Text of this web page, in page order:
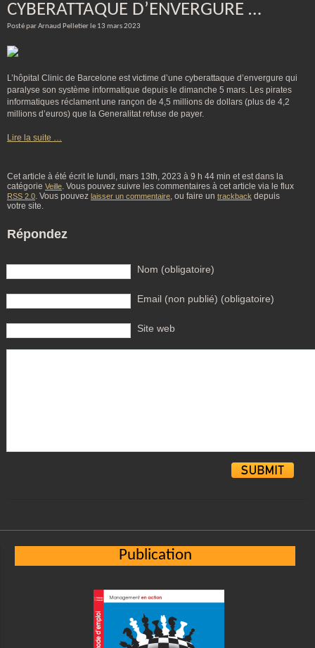
CYBERATTAQUE D’ENVERGURE …
Posté par Arnaud Pelletier le 13 mars 2023
L’hôpital Clinic de Barcelone est victime d’une cyberattaque d’envergure qui
paralyse son système informatique depuis le dimanche 5 mars. Les pirates
informatiques réclament une rançon de 4,5 millions de dollars (plus de 4,2
millions d’euros) que la Generalitat refuse de payer.
Lire la suite …
Cet article à été écrit le lundi, mars 13th, 2023 à 9 h 44 min et est dans la
catégorie Veille. Vous pouvez suivre les commentaires à cet article via le flux
RSS 2.0. Vous pouvez laisser un commentaire, ou faire un trackback depuis
votre site.
Répondez
Nom (obligatoire)
Email (non publié) (obligatoire)
Site web
Publication